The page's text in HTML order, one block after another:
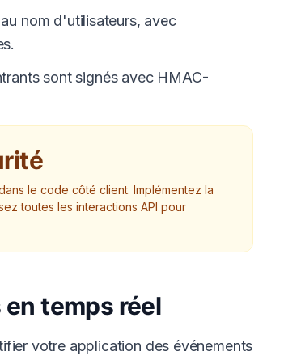
nom d'utilisateurs, avec
sont signés avec HMAC-
le code côté client. Implémentez la
toutes les interactions API pour
temps réel
votre application des événements